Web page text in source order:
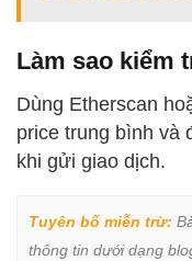
Làm sao kiểm
Dùng Etherscan
price trung bình và
khi gửi giao dịch.
Tuyên bố miễn trừ:
thông tin dưới dạng